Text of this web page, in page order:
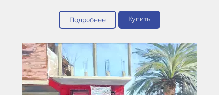
Подробнее Купить